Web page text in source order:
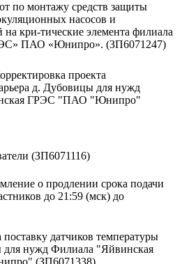
по монтажу средств защиты
насосов и
на кри-тические элемента филиала
ПАО «Юнипро». (ЗП6071247)
проекта
д. Дубовицы для нужд
ГРЭС "ПАО "Юнипро"
(ЗП6071116)
о продлении срока подачи
до 21:59 (мск) до
датчиков температуры
для нужд Филиала "Яйвинская
(ЗП6071338)